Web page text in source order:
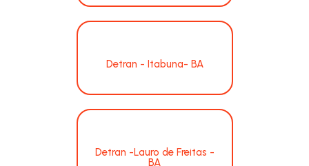
Detran - Itabuna- BA
Detran -Lauro de Freitas -
BA